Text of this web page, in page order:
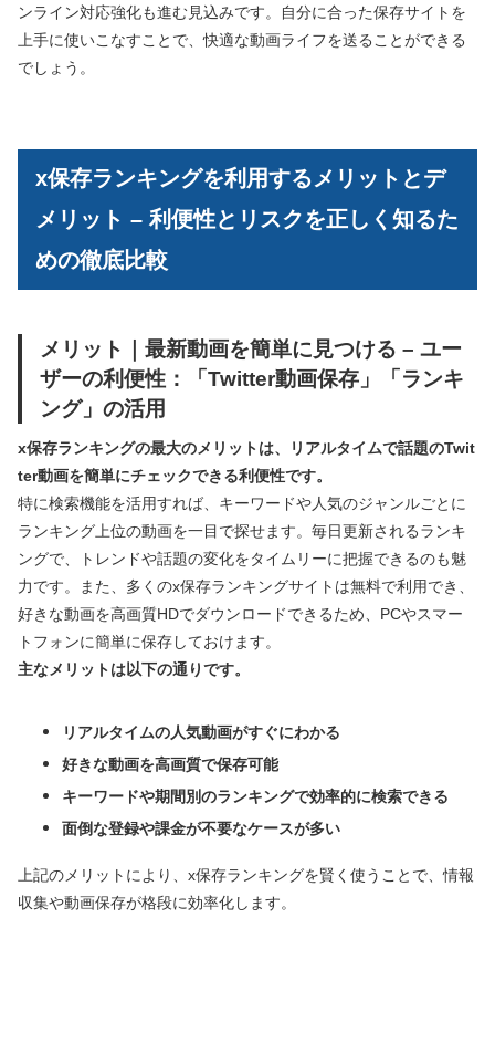
ンライン対応強化も進む見込みです。自分に合った保存サイトを
上手に使いこなすことで、快適な動画ライフを送ることができる
でしょう。
x保存ランキングを利用するメリットとデ
メリット – 利便性とリスクを正しく知るた
めの徹底比較
メリット｜最新動画を簡単に見つける – ユー
ザーの利便性：「Twitter動画保存」「ランキ
ング」の活用
x保存ランキングの最大のメリットは、リアルタイムで話題のTwit
ter動画を簡単にチェックできる利便性です。
特に検索機能を活用すれば、キーワードや人気のジャンルごとに
ランキング上位の動画を一目で探せます。毎日更新されるランキ
ングで、トレンドや話題の変化をタイムリーに把握できるのも魅
力です。また、多くのx保存ランキングサイトは無料で利用でき、
好きな動画を高画質HDでダウンロードできるため、PCやスマー
トフォンに簡単に保存しておけます。
主なメリットは以下の通りです。
リアルタイムの人気動画がすぐにわかる
好きな動画を高画質で保存可能
キーワードや期間別のランキングで効率的に検索できる
面倒な登録や課金が不要なケースが多い
上記のメリットにより、x保存ランキングを賢く使うことで、情報
収集や動画保存が格段に効率化します。